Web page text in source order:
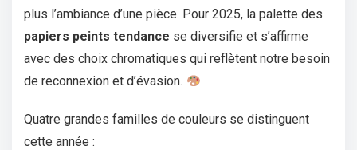
plus l’ambiance d’une pièce. Pour 2025, la palette des
papiers peints tendance se diversifie et s’affirme
avec des choix chromatiques qui reflètent notre besoin
de reconnexion et d’évasion.
Quatre grandes familles de couleurs se distinguent
cette année :